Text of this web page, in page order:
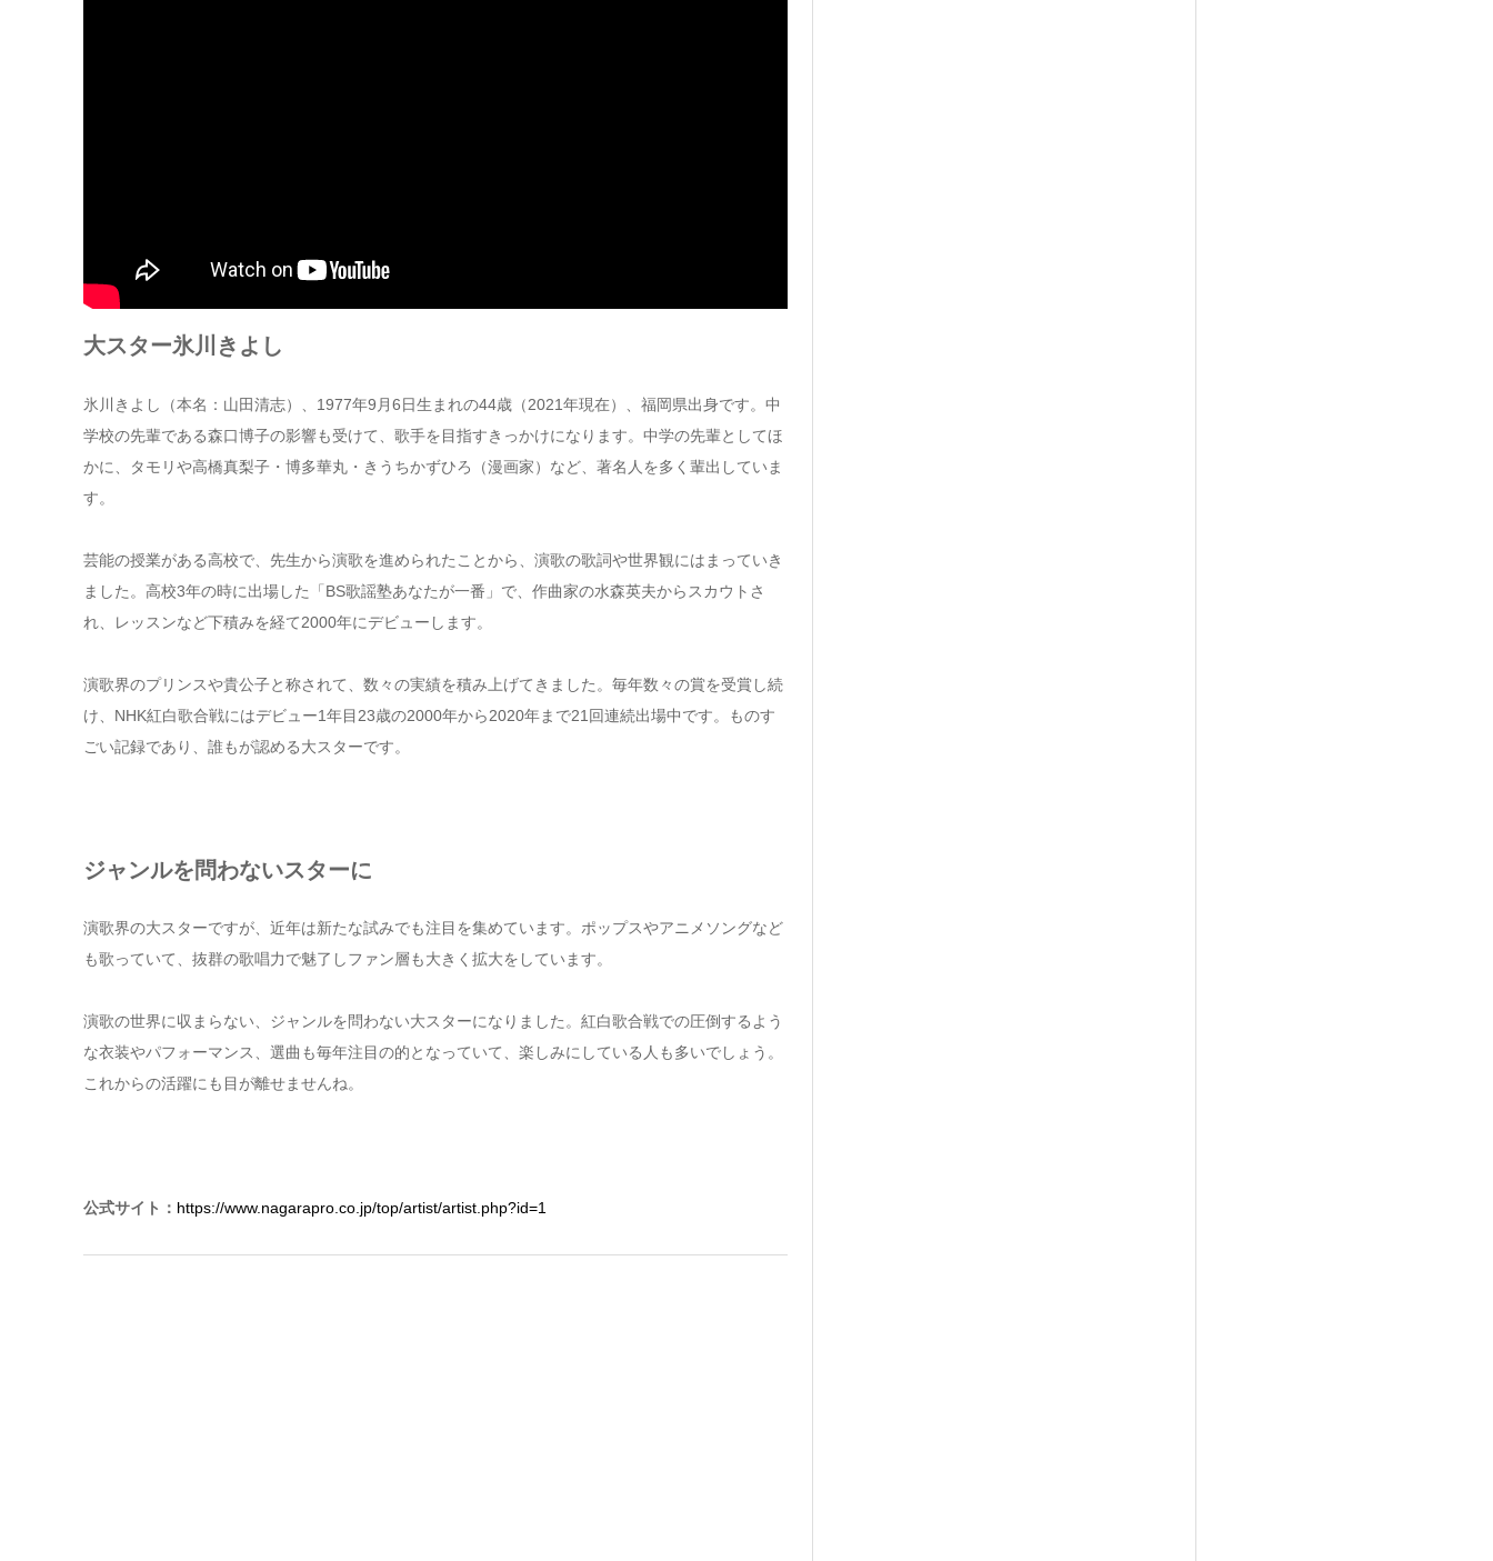
大スター氷川きよし
氷川きよし（本名：山田清志）、1977年9月6日生まれの44歳（2021年現在）、福岡県出身です。中
学校の先輩である森口博子の影響も受けて、歌手を目指すきっかけになります。中学の先輩としてほ
かに、タモリや高橋真梨子・博多華丸・きうちかずひろ（漫画家）など、著名人を多く輩出していま
す。
芸能の授業がある高校で、先生から演歌を進められたことから、演歌の歌詞や世界観にはまっていき
ました。高校3年の時に出場した「BS歌謡塾あなたが一番」で、作曲家の水森英夫からスカウトさ
れ、レッスンなど下積みを経て2000年にデビューします。
演歌界のプリンスや貴公子と称されて、数々の実績を積み上げてきました。毎年数々の賞を受賞し続
け、NHK紅白歌合戦にはデビュー1年目23歳の2000年から2020年まで21回連続出場中です。ものす
ごい記録であり、誰もが認める大スターです。
ジャンルを問わないスターに
演歌界の大スターですが、近年は新たな試みでも注目を集めています。ポップスやアニメソングなど
も歌っていて、抜群の歌唱力で魅了しファン層も大きく拡大をしています。
演歌の世界に収まらない、ジャンルを問わない大スターになりました。紅白歌合戦での圧倒するよう
な衣装やパフォーマンス、選曲も毎年注目の的となっていて、楽しみにしている人も多いでしょう。
これからの活躍にも目が離せませんね。
公式サイト： https://www.nagarapro.co.jp/top/artist/artist.php?id=1